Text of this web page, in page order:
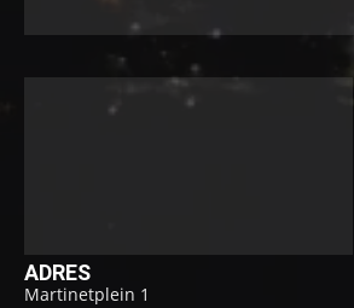
ADRES
Martinetplein 1